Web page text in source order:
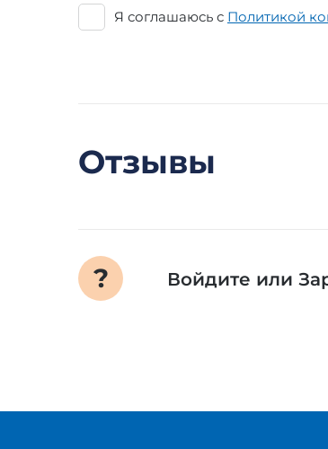
Я соглашаюсь с Политикой
Отзывы
Войдите или